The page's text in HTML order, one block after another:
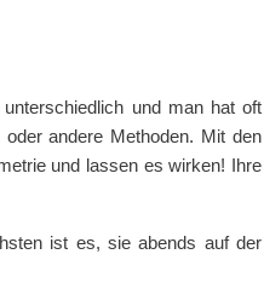
und man hat oft
andere Methoden. Mit den
und lassen es wirken! Ihre
ist es, sie abends auf der